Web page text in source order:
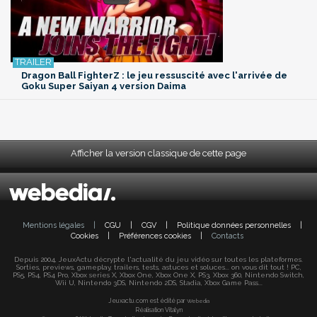
Dragon Ball FighterZ : le jeu ressuscité avec l'arrivée de
Goku Super Saiyan 4 version Daima
Afficher la version classique de cette page
Mentions légales CGU CGV Politique données personnelles
Cookies
Préférences cookies Contacts
Depuis 2004, JeuxActu décrypte l'actualité du jeu vidéo sur toutes les plateformes.
Sorties, previews, gameplay, trailers, tests, astuces et soluces... on vous dit tout ! PC,
PS5, PS4, PS4 Pro, Xbox series X, Xbox One, Xbox One X, PS3, Xbox 360, Nintendo Switch,
Wii U, Nintendo 3DS, Nintendo 2DS, Stadia, Xbox Game Pass...
Jeuxactu.com est édité par Webedia
Réalisation Vitalyn